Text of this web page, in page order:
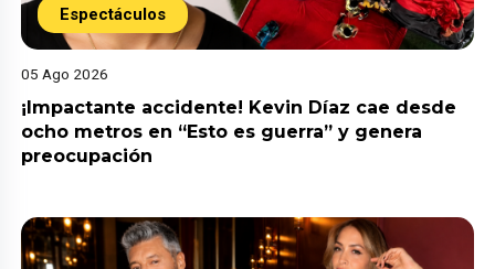
Espectáculos
05 Ago 2026
¡Impactante accidente! Kevin Díaz cae desde
ocho metros en “Esto es guerra” y genera
preocupación